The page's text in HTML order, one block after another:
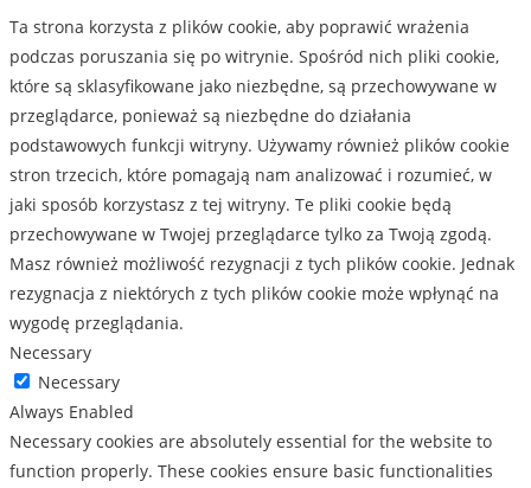
Ta strona korzysta z plików cookie, aby poprawić wrażenia
podczas poruszania się po witrynie. Spośród nich pliki cookie,
które są sklasyfikowane jako niezbędne, są przechowywane w
przeglądarce, ponieważ są niezbędne do działania
podstawowych funkcji witryny. Używamy również plików cookie
stron trzecich, które pomagają nam analizować i rozumieć, w
jaki sposób korzystasz z tej witryny. Te pliki cookie będą
przechowywane w Twojej przeglądarce tylko za Twoją zgodą.
Masz również możliwość rezygnacji z tych plików cookie. Jednak
rezygnacja z niektórych z tych plików cookie może wpłynąć na
wygodę przeglądania.
Necessary
Necessary
Always Enabled
Necessary cookies are absolutely essential for the website to
function properly. These cookies ensure basic functionalities